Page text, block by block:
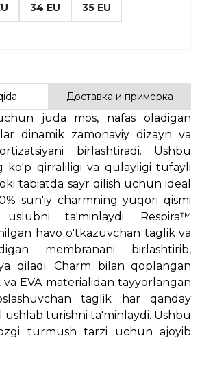
34 EU 35 EU
Доставка и примерка
juda mos, nafas oladigan
dinamik zamonaviy dizayn va
birlashtiradi. Ushbu
ko'p qirraliligi va qulayligi tufayli
tabiatda sayr qilish uchun ideal
sun'iy charmning yuqori qismi
ta'minlaydi. Respira™
havo o'tkazuvchan taglik va
membranani birlashtirib,
qiladi. Charm bilan qoplangan
EVA materialidan tayyorlangan
taglik har qanday
ushlab turishni ta'minlaydi. Ushbu
turmush tarzi uchun ajoyib